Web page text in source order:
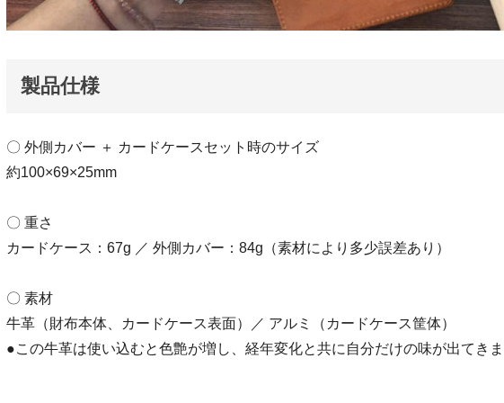
製品仕様
〇 外側カバー ＋ カードケースセット時のサイズ
約100×69×25mm
〇 重さ
カードケース：67g ／ 外側カバー：84g（素材により多少誤差あり）
〇 素材
牛革（財布本体、カードケース表面）／ アルミ（カードケース筐体）
●この牛革は使い込むと色艶が増し、経年変化と共に自分だけの味が出てき